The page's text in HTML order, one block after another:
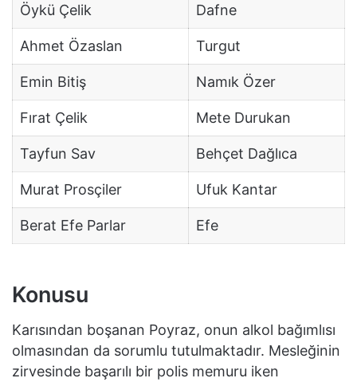
Öykü Çelik Dafne
Ahmet Özaslan Turgut
Emin Bitiş Namık Özer
Fırat Çelik Mete Durukan
Tayfun Sav Behçet Dağlıca
Murat Prosçiler Ufuk Kantar
Berat Efe Parlar Efe
Konusu
Karısından boşanan Poyraz, onun alkol bağımlısı
olmasından da sorumlu tutulmaktadır. Mesleğinin
zirvesinde başarılı bir polis memuru iken